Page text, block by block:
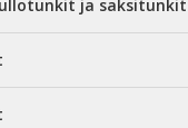
ja saksitunkit